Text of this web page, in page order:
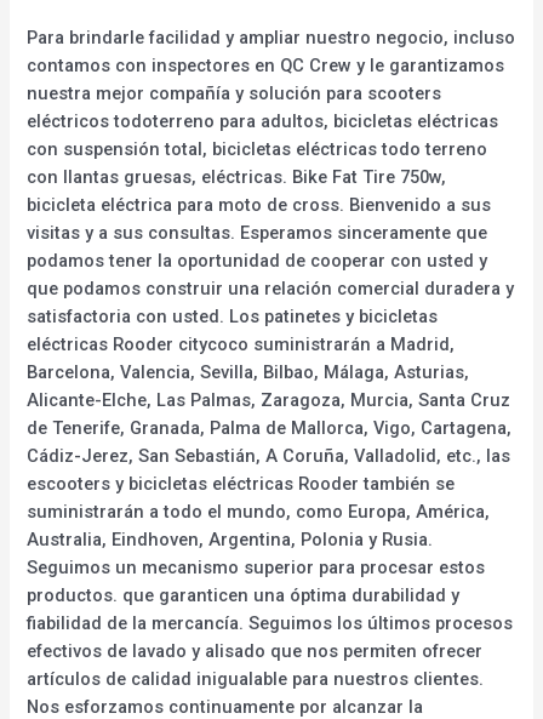
Para brindarle facilidad y ampliar nuestro negocio, incluso
contamos con inspectores en QC Crew y le garantizamos
nuestra mejor compañía y solución para scooters
eléctricos todoterreno para adultos, bicicletas eléctricas
con suspensión total, bicicletas eléctricas todo terreno
con llantas gruesas, eléctricas. Bike Fat Tire 750w,
bicicleta eléctrica para moto de cross. Bienvenido a sus
visitas y a sus consultas. Esperamos sinceramente que
podamos tener la oportunidad de cooperar con usted y
que podamos construir una relación comercial duradera y
satisfactoria con usted. Los patinetes y bicicletas
eléctricas Rooder citycoco suministrarán a Madrid,
Barcelona, Valencia, Sevilla, Bilbao, Málaga, Asturias,
Alicante-Elche, Las Palmas, Zaragoza, Murcia, Santa Cruz
de Tenerife, Granada, Palma de Mallorca, Vigo, Cartagena,
Cádiz-Jerez, San Sebastián, A Coruña, Valladolid, etc., las
escooters y bicicletas eléctricas Rooder también se
suministrarán a todo el mundo, como Europa, América,
Australia, Eindhoven, Argentina, Polonia y Rusia.
Seguimos un mecanismo superior para procesar estos
productos. que garanticen una óptima durabilidad y
fiabilidad de la mercancía. Seguimos los últimos procesos
efectivos de lavado y alisado que nos permiten ofrecer
artículos de calidad inigualable para nuestros clientes.
Nos esforzamos continuamente por alcanzar la